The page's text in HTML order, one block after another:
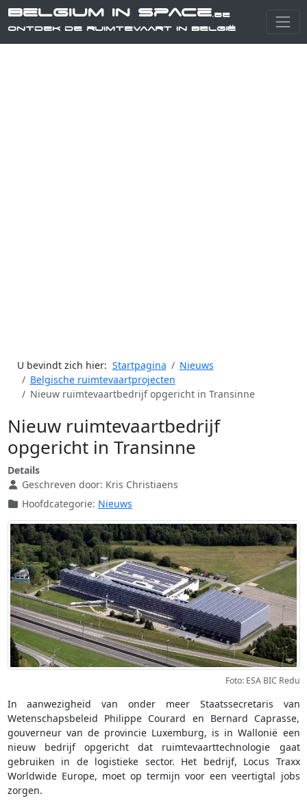
Belgium in Space.be
Ontdek de ruimtevaart in België
U bevindt zich hier: Startpagina
Nieuws
Belgische ruimtevaartprojecten
Nieuw ruimtevaartbedrijf opgericht in Transinne
Nieuw ruimtevaartbedrijf
opgericht in Transinne
Details
Geschreven door: Kris Christiaens
Hoofdcategorie: Nieuws
Foto: ESA BIC Redu
In aanwezigheid van onder meer Staatssecretaris van
Wetenschapsbeleid Philippe Courard en Bernard Caprasse,
gouverneur van de provincie Luxemburg, is in Wallonië een
nieuw bedrijf opgericht dat ruimtevaarttechnologie gaat
gebruiken in de logistieke sector. Het bedrijf, Locus Traxx
Worldwide Europe, moet op termijn voor een veertigtal jobs
zorgen.